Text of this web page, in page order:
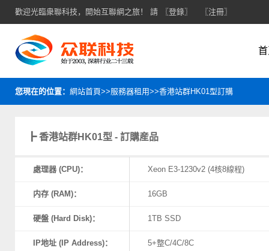
歡迎光臨衆聯科技，開始互聯網之旅！ 請 〖登錄〗 〖注冊〗
您現在的位置： 網站首頁>>服務器租用>>香港站群HK01型訂購
┣ 香港站群HK01型 - 訂購産品
處理器 (CPU)： Xeon E3-1230v2 (4核8線程)
内存 (RAM)： 16GB
硬盤 (Hard Disk)： 1TB SSD
IP地址 (IP Address)： 5+整C/4C/8C